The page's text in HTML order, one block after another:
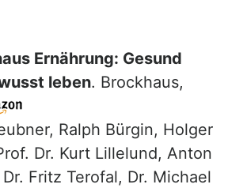
Ernährung: Gesund
leben. Brockhaus,
Ralph Bürgin, Holger
Dr. Kurt Lillelund, Anton
Fritz Terofal, Dr. Michael